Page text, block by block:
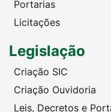
Portarias
Licitações
Legislação
Criação SIC
Criação Ouvidoria
Leis, Decretos e